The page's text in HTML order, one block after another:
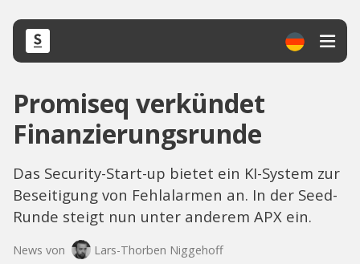
Promiseq verkündet
Finanzierungsrunde
Das Security-Start-up bietet ein KI-System zur
Beseitigung von Fehlalarmen an. In der Seed-
Runde steigt nun unter anderem APX ein.
News von
Lars-Thorben Niggehoff